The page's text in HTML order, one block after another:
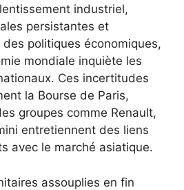
industriel,
persistantes et
politiques économiques,
mondiale inquiète les
Ces incertitudes
la Bourse de Paris,
groupes comme Renault,
entretiennent des liens
avec le marché asiatique.
assouplies en fin